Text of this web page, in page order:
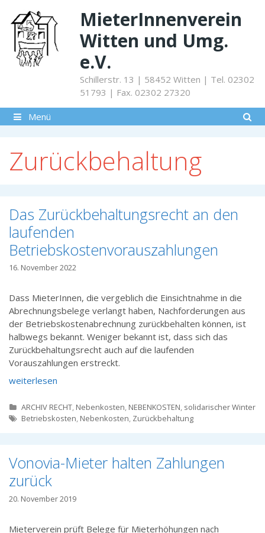
zum
Inhalt
MieterInnenverein
Witten und Umg.
e.V.
Schillerstr. 13 | 58452 Witten | Tel. 02302
51793 | Fax. 02302 27320
Menü
Zurückbehaltung
Das Zurückbehaltungsrecht an den
laufenden
Betriebskostenvorauszahlungen
16. November 2022
Dass MieterInnen, die vergeblich die Einsichtnahme in die
Abrechnungsbelege verlangt haben, Nachforderungen aus
der Betriebskostenabrechnung zurückbehalten können, ist
halbwegs bekannt. Weniger bekannt ist, dass sich das
Zurückbehaltungsrecht auch auf die laufenden
Vorauszahlungen erstreckt.
weiterlesen
Kategorien
ARCHIV RECHT, Nebenkosten, NEBENKOSTEN, solidarischer Winter
Tags
Betriebskosten, Nebenkosten, Zurückbehaltung
Vonovia-Mieter halten Zahlungen
zurück
20. November 2019
Mieterverein prüft Belege für Mieterhöhungen nach